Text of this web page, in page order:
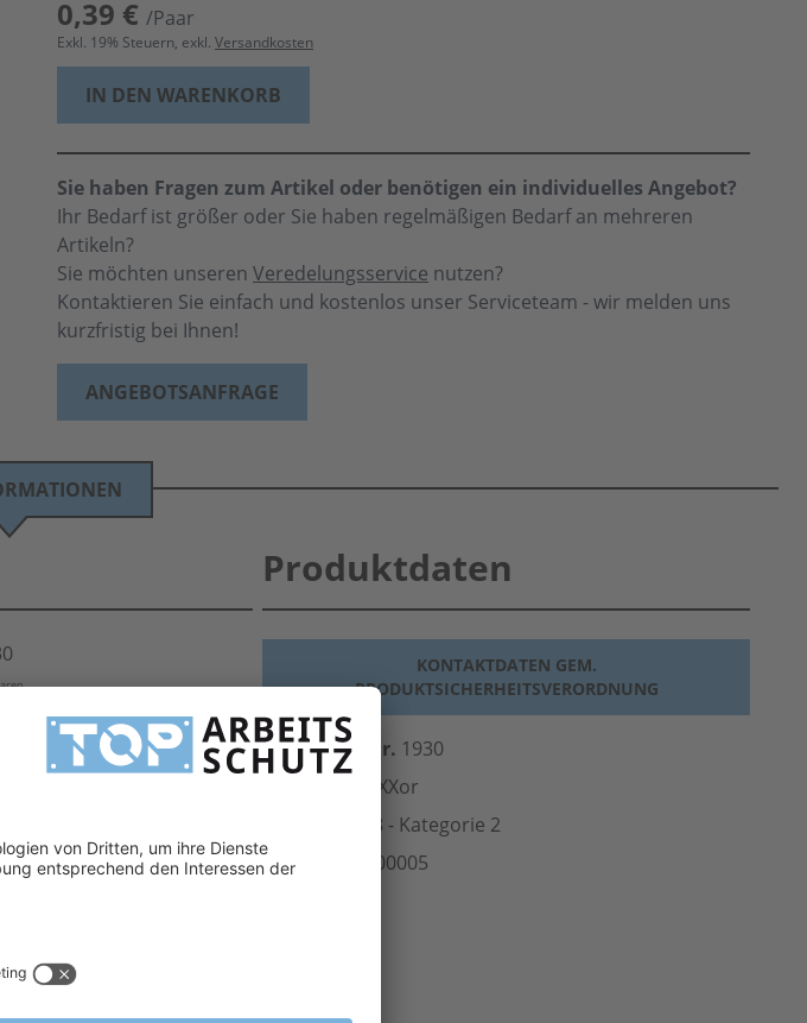
0,39 € /Paar
Exkl. 19% Steuern, exkl. Versandkosten
IN DEN WARENKORB
Sie haben Fragen zum Artikel oder benötigen ein individuelles Angebot?
Ihr Bedarf ist größer oder Sie haben regelmäßigen Bedarf an mehreren
Artikeln?
Sie möchten unseren Veredelungsservice nutzen?
Kontaktieren Sie einfach und kostenlos unser Serviceteam - wir melden uns
kurzfristig bei Ihnen!
ANGEBOTSANFRAGE
Handschuhe mit Noppen sorgen für ein
bei Fragen hilfreich zur Seite!
Produktdaten
KONTAKTDATEN GEM.
PRODUKTSICHERHEITSVERORDNUNG
Herst.-Art.-Nr. 1930
teXXor
EN 388 - Kategorie 2
Art.-Nr.
108.00005